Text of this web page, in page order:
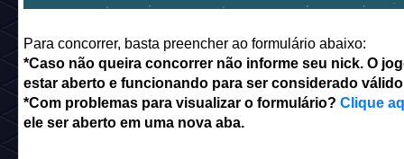
Para concorrer, basta preencher ao formulário abaixo:
*Caso não queira concorrer não informe seu nick. O
estar aberto e funcionando para ser considerado
*Com problemas para visualizar o formulário? Clique
ele ser aberto em uma nova aba.